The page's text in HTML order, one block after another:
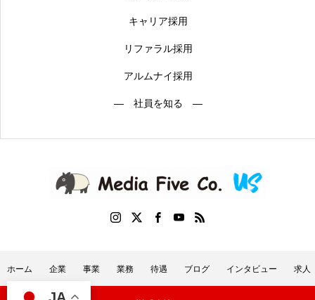
キャリア採用
リファラル採用
アルムナイ採用
― 社員を知る ―
ホーム 企業 事業 業務 待遇 ブログ インタビュー 求人